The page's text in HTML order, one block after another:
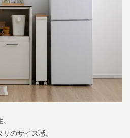
のサイズ感。